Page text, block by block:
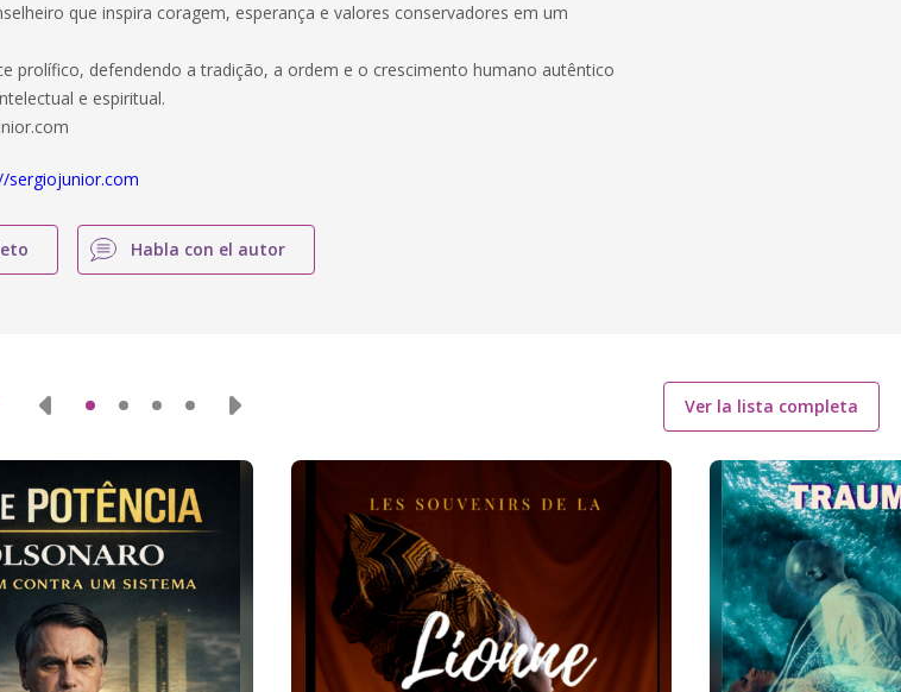
que inspira coragem, esperança e valores conservadores em um
prolífico, defendendo a tradição, a ordem e o crescimento humano autêntico
e espiritual.
sergiojunior.com
Habla con el autor
Ver la lista completa